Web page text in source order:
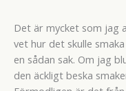
Det är mycket som jag
vet hur det skulle
en sådan sak. Om jag
den äckligt beska